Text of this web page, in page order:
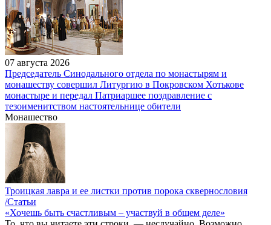
07 августа 2026
Председатель Синодального отдела по монастырям и
монашеству совершил Литургию в Покровском Хотькове
монастыре и передал Патриаршее поздравление с
тезоименитством настоятельнице обители
Монашество
Троицкая лавра и ее листки против порока сквернословия
/Статьи
«Хочешь быть счастливым – участвуй в общем деле»